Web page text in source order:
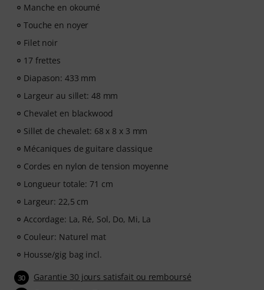
prix allemand de l'éducation 2025/2026 dans la
catégorie « Cours d'instruments en ligne » ! Plus de 400
leçons de guitare en vidéo pour débutants et niveaux
avancés : pop, rock, blues, métal et bien plus encore.
Profitez d'un accompagnement personnalisé par chat,
intelligent avec fonction d'entraînement, ralenti et
autres fonctionnalités.
Manche en okoumé
Touche en noyer
Filet noir
17 frettes
Diapason: 433 mm
Largeur au sillet: 48 mm
Chevalet en blackwood
Sillet de chevalet: 68 x 8 x 3 mm
Mécaniques de guitare classique
Cordes en nylon de tension moyenne
Longueur totale: 71 cm
Largeur: 22,5 cm
Accordage: La, Ré, Sol, Do, Mi, La
Couleur: Naturel mat
Housse/gig bag incl.
30 Garantie 30 jours satisfait ou remboursé